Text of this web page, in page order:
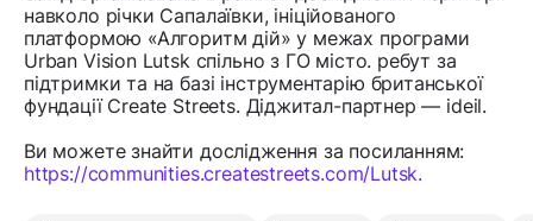
навколо річки Сапалаївки, ініційованого
платформою «Алгоритм дій» у межах програми
Urban Vision Lutsk спільно з ГО місто. ребут за
підтримки та на базі інструментарію британської
фундації Create Streets. Діджитал-партнер — ideil.
Ви можете знайти дослідження за посиланням:
https://communities.createstreets.com/Lutsk.